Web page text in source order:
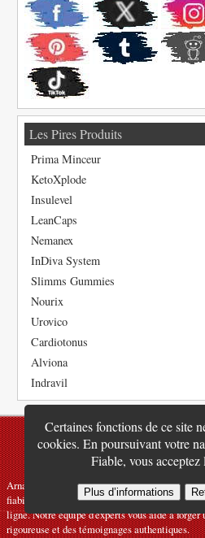
Certaines fonctions de ce site
cookies. En poursuivant votre
Fiable, vous
Plus d’informations
Les Pires Produits
Prima Minceur
KetoXplode
Insulevel
LeanCaps
Nemanex
InDiva System
Slimms Gummies
Nourix
Urovico
Cardiotonus
Alviona
Indravil
ArnaqueOuFiable.com : La référence
fiabilité, la crédibilité et les points de vigilance
ligne. Notre équipe d'experts vous aide à
rigoureuse et des témoignages authentiques.